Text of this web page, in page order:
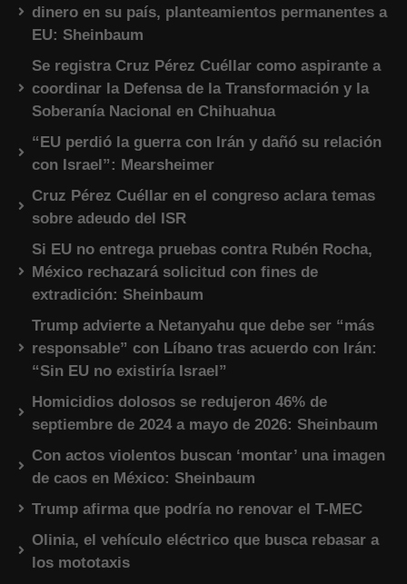
dinero en su país, planteamientos permanentes a
EU: Sheinbaum
Se registra Cruz Pérez Cuéllar como aspirante a
coordinar la Defensa de la Transformación y la
Soberanía Nacional en Chihuahua
“EU perdió la guerra con Irán y dañó su relación
con Israel”: Mearsheimer
Cruz Pérez Cuéllar en el congreso aclara temas
sobre adeudo del ISR
Si EU no entrega pruebas contra Rubén Rocha,
México rechazará solicitud con fines de
extradición: Sheinbaum
Trump advierte a Netanyahu que debe ser “más
responsable” con Líbano tras acuerdo con Irán:
“Sin EU no existiría Israel”
Homicidios dolosos se redujeron 46% de
septiembre de 2024 a mayo de 2026: Sheinbaum
Con actos violentos buscan ‘montar’ una imagen
de caos en México: Sheinbaum
Trump afirma que podría no renovar el T-MEC
Olinia, el vehículo eléctrico que busca rebasar a
los mototaxis